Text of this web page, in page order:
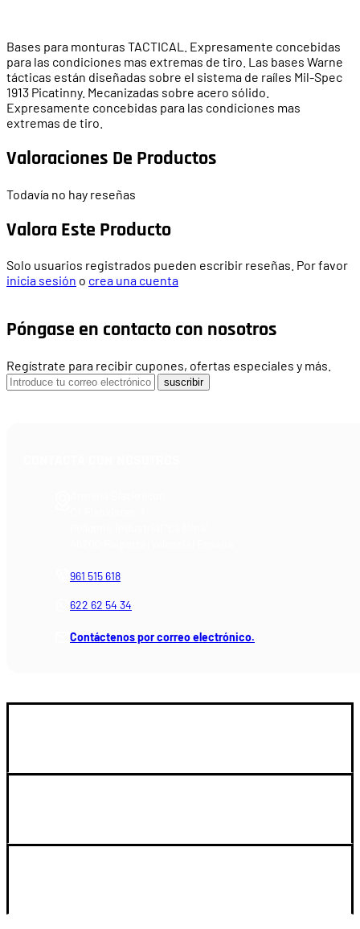
Bases para monturas TACTICAL. Expresamente concebidas
para las condiciones mas extremas de tiro. Las bases Warne
tácticas están diseñadas sobre el sistema de raíles Mil-Spec
1913 Picatinny. Mecanizadas sobre acero sólido.
Expresamente concebidas para las condiciones mas
extremas de tiro.
Valoraciones De Productos
Todavía no hay reseñas
Valora Este Producto
Solo usuarios registrados pueden escribir reseñas. Por favor
inicia sesión o crea una cuenta
Póngase en contacto con nosotros
Regístrate para recibir cupones, ofertas especiales y más.
suscribir
961 515 618
622 62 54 34
Contáctenos por correo electrónico.